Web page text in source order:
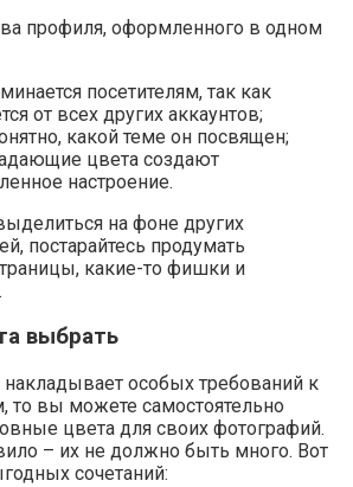
профиля, оформленного в одном
посетителям, так как
от всех других аккаунтов;
какой теме он посвящен;
цвета создают
настроение.
на фоне других
постарайтесь продумать
какие-то фишки и
выбрать
накладывает особых требований к
то вы можете самостоятельно
цвета для своих фотографий.
– их не должно быть много. Вот
сочетаний: